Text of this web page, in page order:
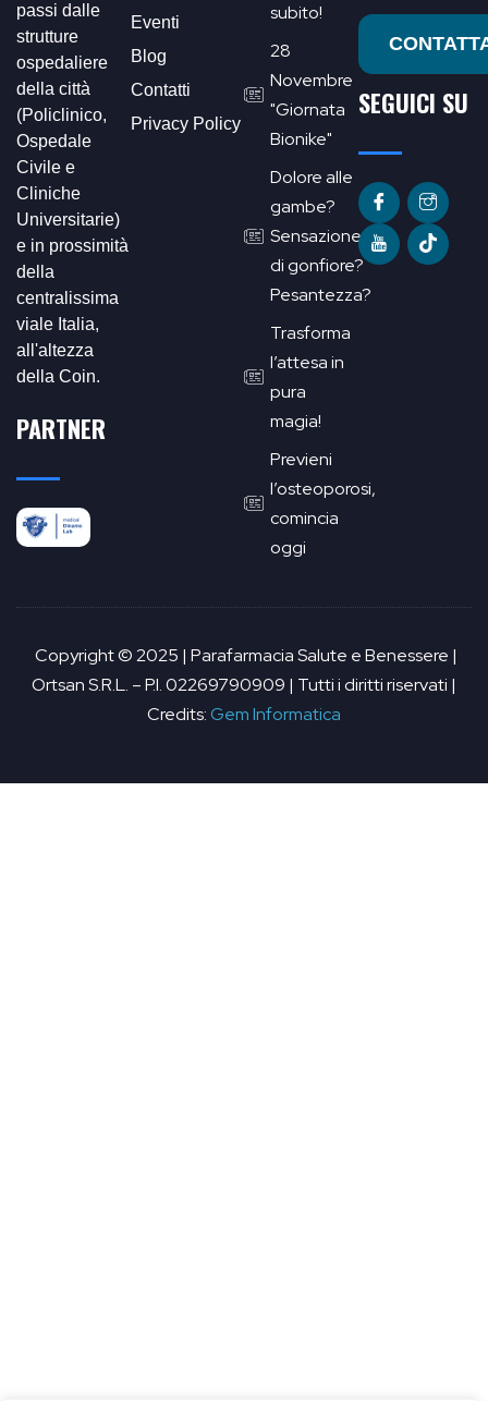
passi dalle
strutture
ospedaliere
della città
(Policlinico,
Ospedale
Civile e
Cliniche
Universitarie)
e in prossimità
della
centralissima
viale Italia,
all'altezza
della Coin.
PARTNER
Eventi
Blog
Contatti
Privacy Policy
subito!
28
Novembre
"Giornata
Bionike"
Dolore alle
gambe?
Sensazione
di gonfiore?
Pesantezza?
Trasforma
l’attesa in
pura
magia!
Previeni
l’osteoporosi,
comincia
oggi
SEGUICI SU
Copyright © 2025 | Parafarmacia Salute e Benessere |
Ortsan S.R.L. – P.I. 02269790909 | Tutti i diritti riservati |
Credits:Gem Informatica